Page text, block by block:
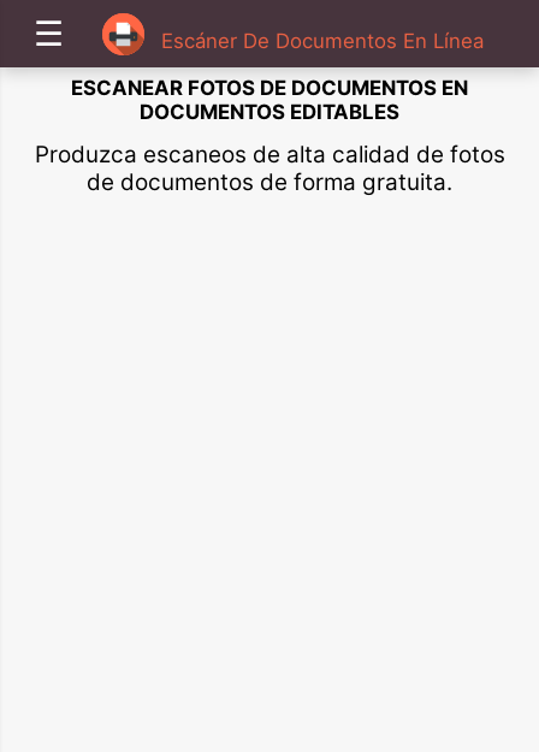
☰
Escáner De Documentos En Línea
ESCANEAR FOTOS DE DOCUMENTOS EN
DOCUMENTOS EDITABLES
Produzca escaneos de alta calidad de fotos
de documentos de forma gratuita.